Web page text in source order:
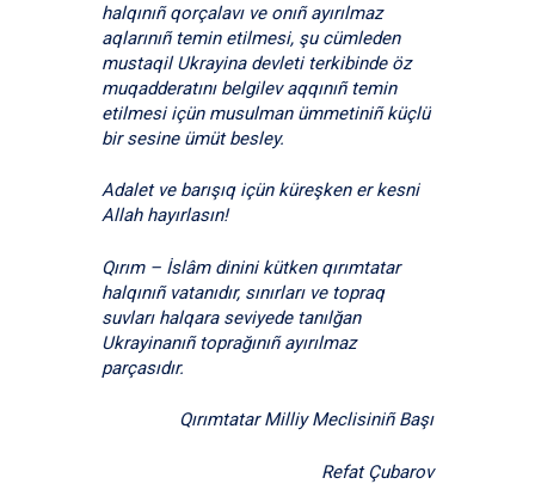
halqınıñ qorçalavı ve onıñ ayırılmaz
aqlarınıñ temin etilmesi, şu cümleden
mustaqil Ukrayina devleti terkibinde öz
muqadderatını belgilev aqqınıñ temin
etilmesi içün musulman ümmetiniñ küçlü
bir sesine ümüt besley.
Adalet ve barışıq içün küreşken er kesni
Allah hayırlasın!
Qırım – İslâm dinini kütken qırımtatar
halqınıñ vatanıdır, sınırları ve topraq
suvları halqara seviyede tanılğan
Ukrayinanıñ toprağınıñ ayırılmaz
parçasıdır.
Qırımtatar Milliy Meclisiniñ Başı
Refat Çubarov